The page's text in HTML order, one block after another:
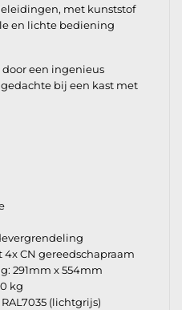
met kunststof
en lichte bediening
een ingenieus
bij een kast met
CN gereedschapraam
291mm x 554mm
kg
(lichtgrijs)